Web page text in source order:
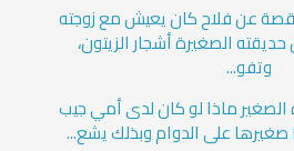
عن فلاح كان يعيش مع زوجته
الصغيرة أشجار الزيتون،
وتفو...
ماذا لو كان لدى أمي جيب
صغيرها على الدوام وبذلك يشع...